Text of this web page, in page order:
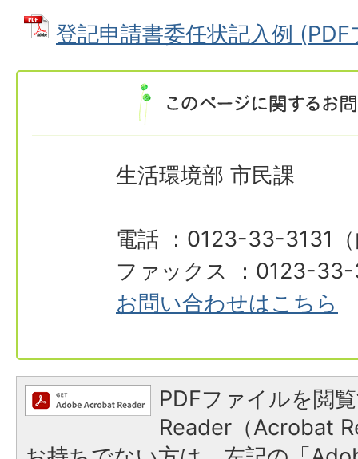
登記申請書委任状記入例
生活環境部 市民課
電話 ：0123-33-3131（
ファックス ：0123-
お問い合わせはこちら
PDFファイルを閲
Reader（Acrobat